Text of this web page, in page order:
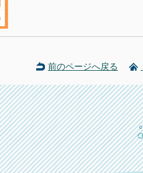
前のページへ戻る